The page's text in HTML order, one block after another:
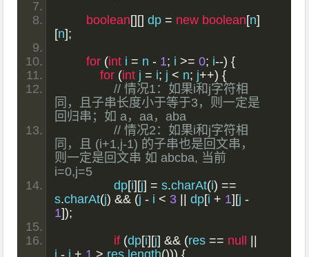
boolean[][] dp = new boolean[n]
[n];
for (int i = n - 1; i >= 0; i--) {
for (int j = i; j < n; j++) {
// 情况1：如果i和j字符相
同，且子串长度小于等于3，则一定是
回归串；如 a，aa，aba
// 情况2：如果i和j字符相
同，且 (i+1,j-1) 的子串也是回文串，
则一定是回文串 如 abcba, 当前
i=0,j=5
                dp
[i][j] = s.charAt(i) ==
s.charAt(j) && (j - i < 3 dp[i + 1][j -
1]);
if (dp[i][j] && (res == null
j - i + 1 > res length())) {